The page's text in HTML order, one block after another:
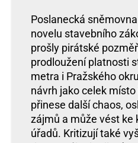
Poslanecká
novelu stavebního
prošly pirátské
prodloužení platnosti
metra i Pražského
návrh jako celek
přinese další chaos,
zájmů a může vést ke
úřadů. Kritizují také